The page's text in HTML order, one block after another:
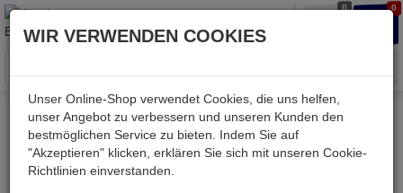
0 0
Menü
Weiter einkaufen Kessler electronic
Batterien & Akkus
6LR61LL-BP1
WIR VERWENDEN COOKIES
Unser Online-Shop verwendet Cookies, die uns helfen,
unser Angebot zu verbessern und unseren Kunden den
bestmöglichen Service zu bieten. Indem Sie auf
"Akzeptieren" klicken, erklären Sie sich mit unseren Cookie-
Richtlinien einverstanden.